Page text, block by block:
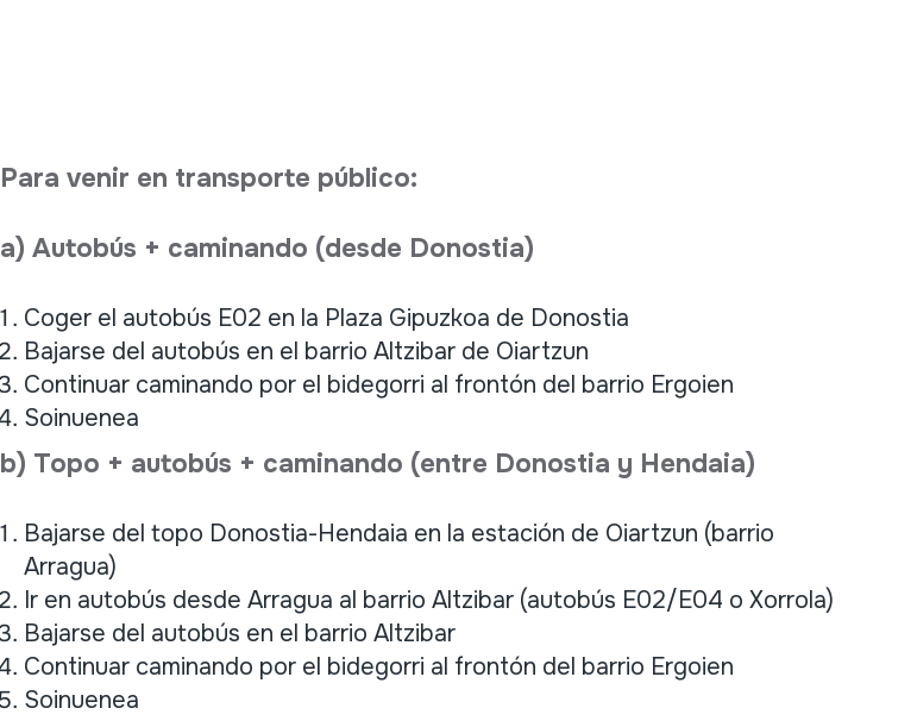
Para venir en transporte público:
a) Autobús + caminando (desde Donostia)
Coger el autobús E02 en la Plaza Gipuzkoa de Donostia
Bajarse del autobús en el barrio Altzibar de Oiartzun
Continuar caminando por el bidegorri al frontón del barrio Ergoien
Soinuenea
b) Topo + autobús + caminando (entre Donostia y Hendaia)
Bajarse del topo Donostia-Hendaia en la estación de Oiartzun (barrio
Arragua)
Ir en autobús desde Arragua al barrio Altzibar (autobús E02/E04 o Xorrola)
Bajarse del autobús en el barrio Altzibar
Continuar caminando por el bidegorri al frontón del barrio Ergoien
Soinuenea